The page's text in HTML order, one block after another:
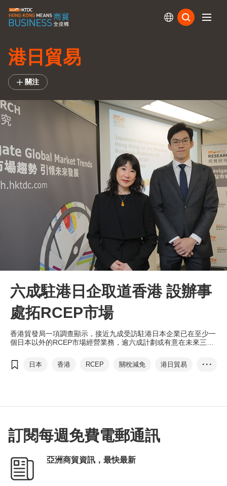
港日貿易
關注
六成駐港日企取道香港 設辦事
處拓RCEP市場
香港貿發局一項調查顯示，接近九成受訪駐港日本企業已在至少一
個日本以外的RCEP市場經營業務，逾六成計劃或有意在未來三年
日本 香港 RCEP 關稅減免
港日貿易
• • •
訂閱每週免費電郵通訊
亞洲商貿資訊，最快最新